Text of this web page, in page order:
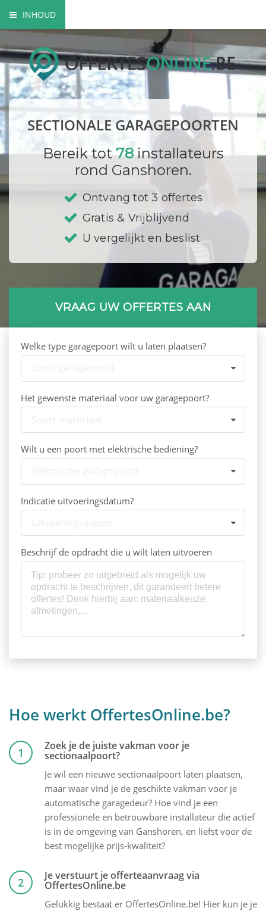
INHOUD
Waarom kiezen voor een sectionaalpoort?
Een manuele of elektrische sectionaalpoort?
Mogelijke materialen
Bedrijf registreren
SECTIONALE GARAGEPOORTEN
Bereik tot78installateurs
rond Ganshoren.
Ontvang tot 3 offertes
Gratis & Vrijblijvend
U vergelijkt en beslist
VRAAG UW OFFERTES AAN
Welke type garagepoort wilt u laten plaatsen?
Het gewenste materiaal voor uw garagepoort?
Wilt u een poort met elektrische bediening?
Indicatie uitvoeringsdatum?
Beschrijf de opdracht die u wilt laten uitvoeren
Hoe werkt OffertesOnline.be?
1 Zoek je de juiste vakman voor je
sectionaalpoort?
Je wil een nieuwe sectionaalpoort laten plaatsen,
maar waar vind je de geschikte vakman voor je
automatische garagedeur? Hoe vind je een
professionele en betrouwbare installateur die actief
is in de omgeving van Ganshoren, en liefst voor de
best mogelijke prijs-kwaliteit?
2 Je verstuurt je offerteaanvraag via
OffertesOnline.be
Gelukkig bestaat er OffertesOnline.be! Hier kun je je